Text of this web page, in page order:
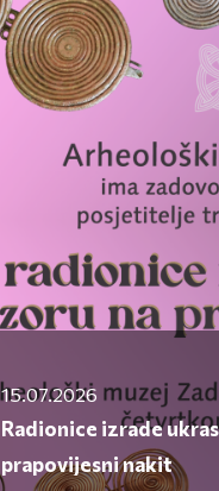
15.07.2026
Radionice izrade
prapovijesni nakit